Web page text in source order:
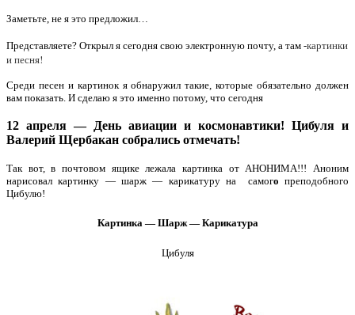
Заметьте, не я это предложил…
Представляете? Открыл я сегодня свою электронную почту, а там -картинки
и песня!
Среди песен и картинок я обнаружил такие, которые обязательно должен
вам показать. И сделаю я это именно потому, что сегодня
12 апреля — День авиации и космонавтики! Цибуля и
Валерий Щербакан собрались отмечать!
Так вот, в почтовом ящике лежала картинка от АНОНИМА!!! Аноним
нарисовал картинку — шарж — карикатуру на самого преподобного
Цибулю!
Картинка — Шарж — Карикатура
Цибуля